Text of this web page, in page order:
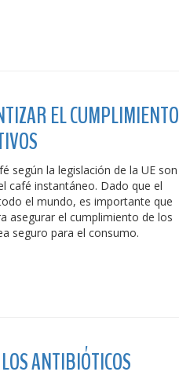
EL CUMPLIMIENTO
según la legislación de la UE son
café instantáneo. Dado que el
el mundo, es importante que
asegurar el cumplimiento de los
seguro para el consumo.
ANTIBIÓTICOS